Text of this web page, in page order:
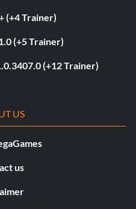
(+4 Trainer)
(+5 Trainer)
(+12 Trainer)
US
us